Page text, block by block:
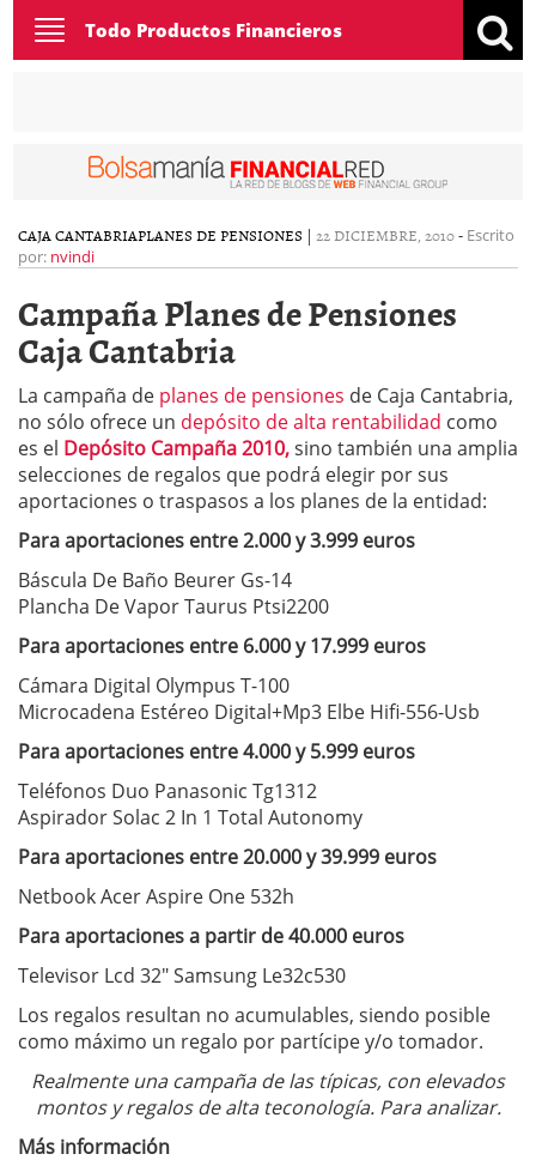
Toggle
navigation
Todo Productos Financieros
CAJA CANTABRIAPLANES DE PENSIONES | 22 DICIEMBRE, 2010- Escrito
por: nvindi
Campaña Planes de Pensiones
Caja Cantabria
La campaña de planes de pensiones de Caja Cantabria,
no sólo ofrece un depósito de alta rentabilidad como
es el Depósito Campaña 2010,sino también una amplia
selecciones de regalos que podrá elegir por sus
aportaciones o traspasos a los planes de la entidad:
Para aportaciones entre 2.000 y 3.999 euros
Báscula De Baño Beurer Gs-14
Plancha De Vapor Taurus Ptsi2200
Para aportaciones entre 6.000 y 17.999 euros
Cámara Digital Olympus T-100
Microcadena Estéreo Digital+Mp3 Elbe Hifi-556-Usb
Para aportaciones entre 4.000 y 5.999 euros
Teléfonos Duo Panasonic Tg1312
Aspirador Solac 2 In 1 Total Autonomy
Para aportaciones entre 20.000 y 39.999 euros
Netbook Acer Aspire One 532h
Para aportaciones a partir de 40.000 euros
Televisor Lcd 32″ Samsung Le32c530
Los regalos resultan no acumulables, siendo posible
como máximo un regalo por partícipe y/o tomador.
Realmente una campaña de las típicas, con elevados
montos y regalos de alta teconología. Para analizar.
Más información